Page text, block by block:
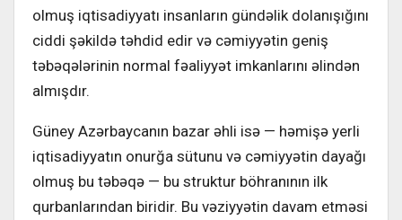
olmuş iqtisadiyyatı insanların gündəlik dolanışığını
ciddi şəkildə təhdid edir və cəmiyyətin geniş
təbəqələrinin normal fəaliyyət imkanlarını əlindən
almışdır.
Güney Azərbaycanın bazar əhli isə — həmişə yerli
iqtisadiyyatın onurğa sütunu və cəmiyyətin dayağı
olmuş bu təbəqə — bu struktur böhranının ilk
qurbanlarından biridir. Bu vəziyyətin davam etməsi